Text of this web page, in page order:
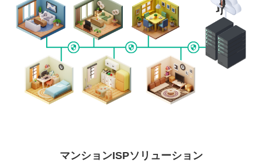
マンションISPソリューション